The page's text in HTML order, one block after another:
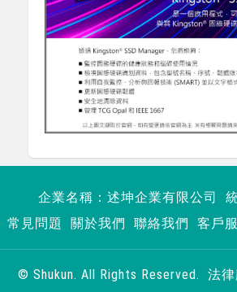
企業名稱：述坤企業有限公司
常見問題
關於我們 聯絡我們 客戶
© Shukun. All Rights Reserved. 法